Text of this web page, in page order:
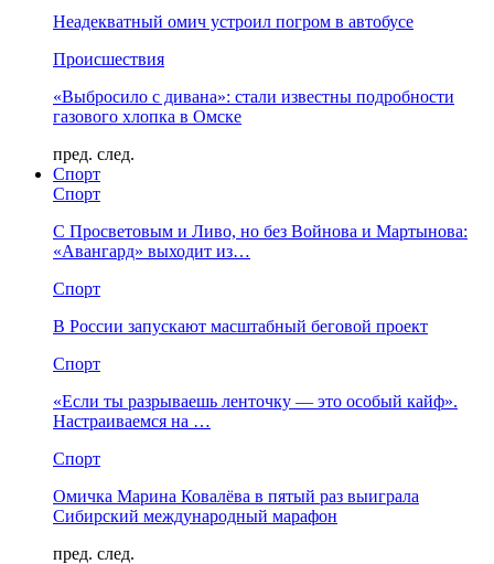
Неадекватный омич устроил погром в автобусе
Происшествия
«Выбросило с дивана»: стали известны подробности
газового хлопка в Омске
пред. след.
Спорт
Спорт
С Просветовым и Ливо, но без Войнова и Мартынова:
«Авангард» выходит из…
Спорт
В России запускают масштабный беговой проект
Спорт
«Если ты разрываешь ленточку — это особый кайф».
Настраиваемся на …
Спорт
Омичка Марина Ковалёва в пятый раз выиграла
Сибирский международный марафон
пред. след.